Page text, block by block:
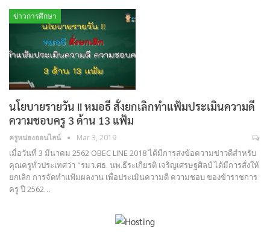
ข่าวการศึกษา
นโยบายรายวัน !! หมอธี สั่งยกเลิกทำแฟ้มประเมินความดี
ความชอบครู 3 ด้าน 13 แฟ้ม
ครูหน่องออนไลน์ Mar 3, 2019
เมื่อวันที่ 3 มีนาคม 2562 OBEC LINE 2018 ได้มีการส่งข้อความข่าวดีสำหรับ
คุณครูทั่วประเทศว่า "รมว.ศธ. นพ.ธีระเกียรติ เจริญเศรษฐศิลป์ ได้มีการสั่งให้
ยกเลิก การจัดทำแฟ้มผลงาน เพื่อประเมินความดี ความชอบ ของข้าราชการ
ครู ปี 2562…